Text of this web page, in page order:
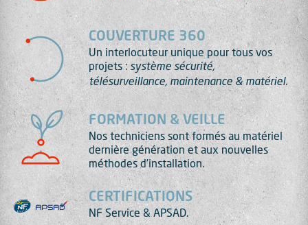
COUVERTURE 360
Un interlocuteur unique pour tous vos
projets :système sécurité,
télésurveillance, maintenance & matériel.
FORMATION & VEILLE
Nos techniciens sont formés au matériel
dernière génération et aux nouvelles
méthodes d’installation.
CERTIFICATIONS
NF Service & APSAD.